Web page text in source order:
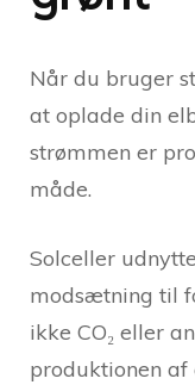
Når du bruger
at oplade din
strømmen er
måde.
Solceller
modsætning til
ikke CO₂ eller
produktionen af